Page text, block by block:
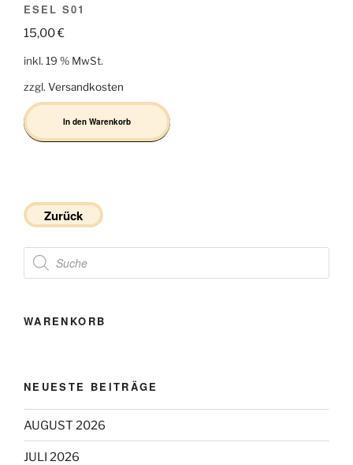
ESEL S01
15,00€
inkl. 19 % MwSt.
zzgl. Versandkosten
In den Warenkorb
Zurück
Products
search
WARENKORB
NEUESTE BEITRÄGE
AUGUST 2026
JULI 2026